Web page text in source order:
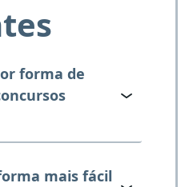
forma de
mais fácil